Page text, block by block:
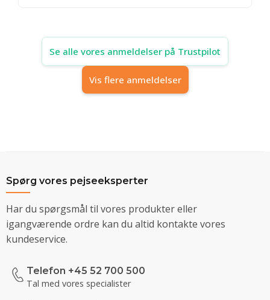
Se alle vores anmeldelser på Trustpilot
Vis flere anmeldelser
Spørg vores pejseeksperter
Har du spørgsmål til vores produkter eller
igangværende ordre kan du altid kontakte vores
kundeservice.
Telefon +45 52 700 500
Tal med vores specialister